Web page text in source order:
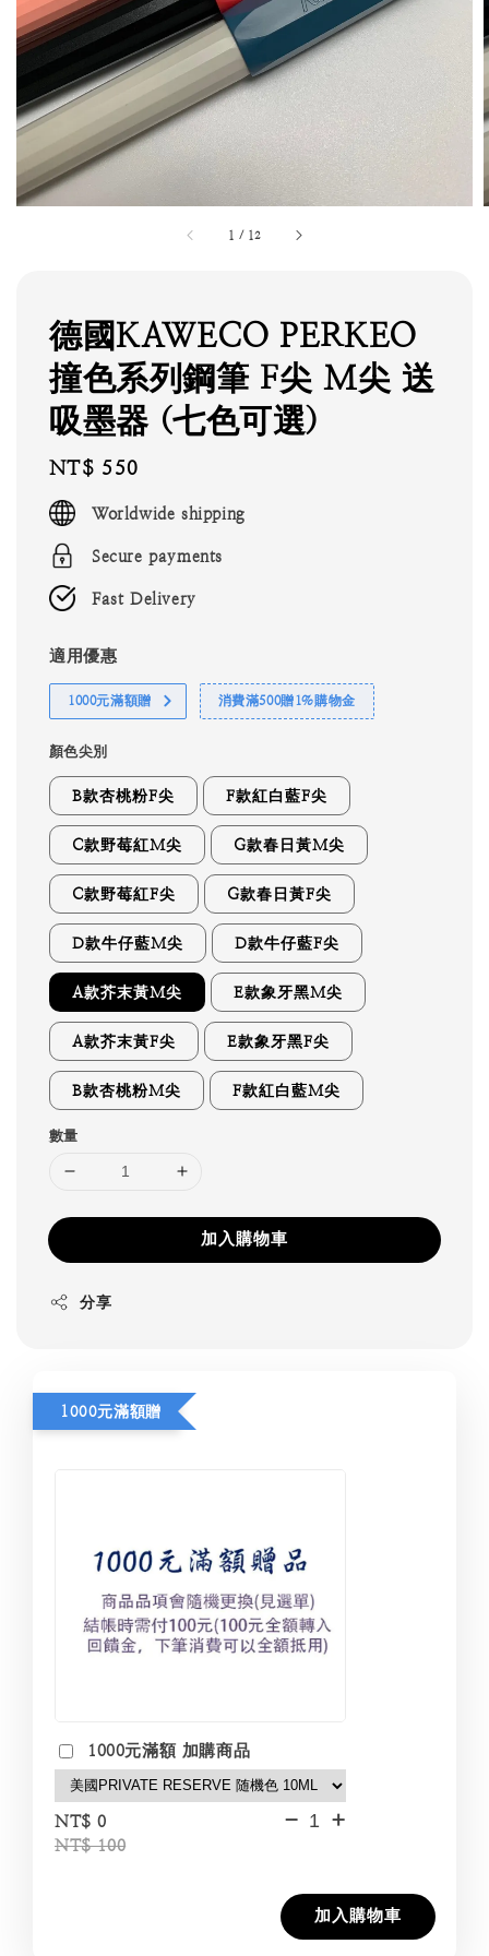
1 / 12
德國KAWECO PERKEO
撞色系列鋼筆 F尖 M尖 送
吸墨器 (七色可選)
Regular
price
NT$ 550
Worldwide shipping
Secure payments
Fast Delivery
適用優惠
1000元滿額贈 消費滿500贈1%購物金
顏色尖別
B款杏桃粉F尖 F款紅白藍F尖
C款野莓紅M尖 G款春日黃M尖
C款野莓紅F尖 G款春日黃F尖
D款牛仔藍M尖 D款牛仔藍F尖
A款芥末黃M尖 E款象牙黑M尖
A款芥末黃F尖 E款象牙黑F尖
B款杏桃粉M尖 F款紅白藍M尖
數量
加入購物車
分享
1000元滿額贈
1000元滿額 加購商品
NT$ 0
NT$ 100
- +
加入購物車